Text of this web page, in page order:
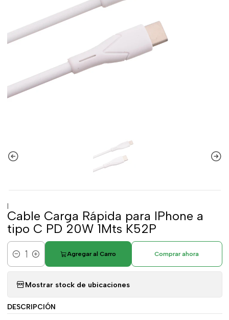
|
Cable Carga Rápida para IPhone a
tipo C PD 20W 1Mts K52P
Cantidad
Agregar al Carro Comprar ahora
Mostrar stock de ubicaciones
DESCRIPCIÓN